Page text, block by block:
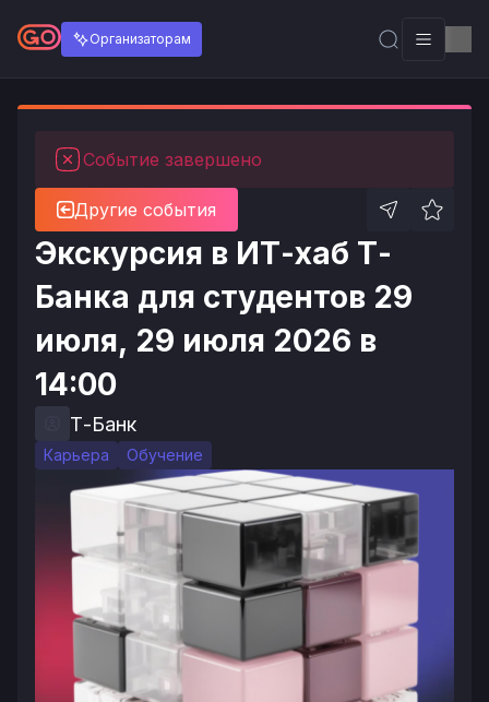
Организаторам
Событие завершено
Другие события
Экскурсия в ИТ-хаб Т-
Банка для студентов 29
июля, 29 июля 2026 в
14:00
Т-Банк
Карьера Обучение